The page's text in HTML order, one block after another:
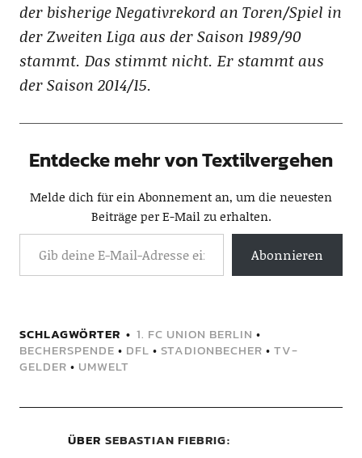
der bisherige Negativrekord an Toren/Spiel in
der Zweiten Liga aus der Saison 1989/90
stammt. Das stimmt nicht. Er stammt aus
der Saison 2014/15.
Entdecke mehr von Textilvergehen
Melde dich für ein Abonnement an, um die neuesten
Beiträge per E-Mail zu erhalten.
Abonnieren
SCHLAGWÖRTER 1. FC UNION BERLIN •
BECHERSPENDE • DFL • STADIONBECHER • TV-
GELDER • UMWELT
ÜBER SEBASTIAN FIEBRIG